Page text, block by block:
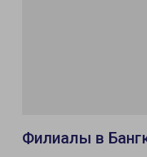
Филиалы в